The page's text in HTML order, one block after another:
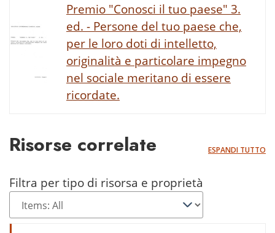
Premio "Conosci il tuo paese" 3.
ed. - Persone del tuo paese che,
per le loro doti di intelletto,
originalità e particolare impegno
nel sociale meritano di essere
ricordate.
Risorse correlate ESPANDI TUTTO
Filtra per tipo di risorsa e proprietà